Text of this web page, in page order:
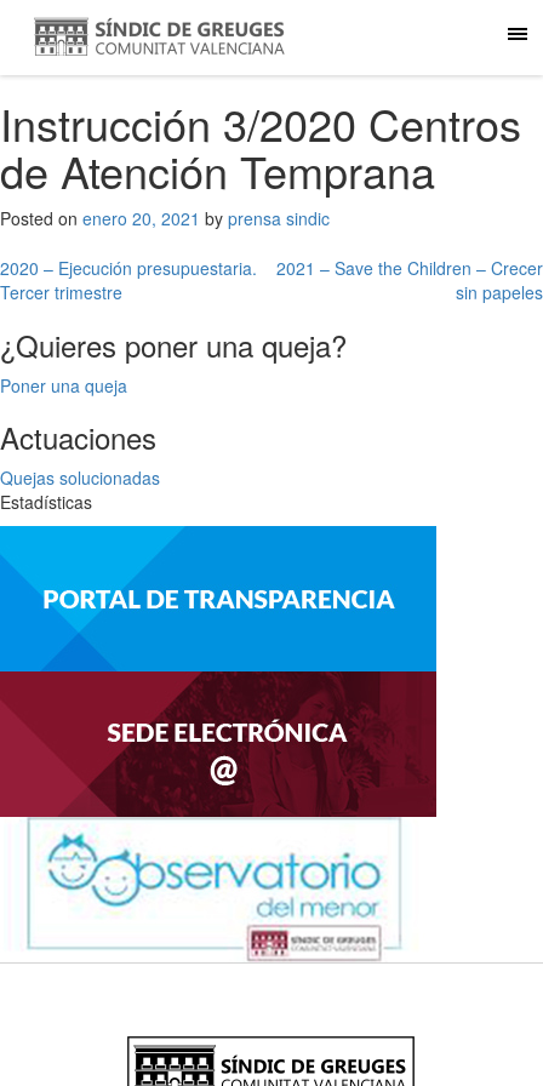
Instrucción 3/2020 Centros
de Atención Temprana
Posted on enero 20, 2021 by prensa sindic
Navegación
de
entradas
2020 – Ejecución presupuestaria.
Tercer trimestre
2021 – Save the Children – Crecer
sin papeles
¿Quieres poner una queja?
Poner una queja
Actuaciones
Quejas solucionadas
Estadísticas